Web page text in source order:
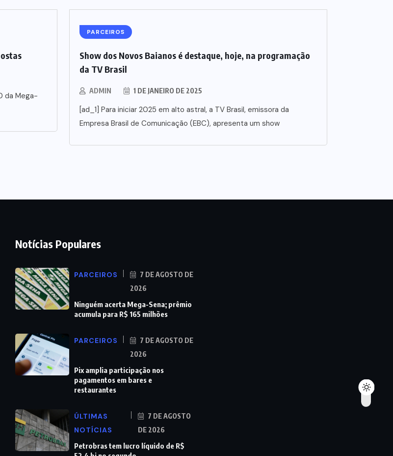
da Mega-
PARCEIROS
Show dos Novos Baianos é destaque, hoje, na programação
da TV Brasil
ADMIN 1 DE JANEIRO DE 2025
[ad_1] Para iniciar 2025 em alto astral, a TV Brasil, emissora da
Empresa Brasil de Comunicação (EBC), apresenta um show
Notícias Populares
PARCEIROS
7 DE AGOSTO DE
2026
Ninguém acerta Mega-Sena; prêmio
acumula para R$ 165 milhões
PARCEIROS
7 DE AGOSTO DE
2026
Pix amplia participação nos
pagamentos em bares e
restaurantes
ÚLTIMAS
NOTÍCIAS
7 DE AGOSTO
DE 2026
Petrobras tem lucro líquido de R$